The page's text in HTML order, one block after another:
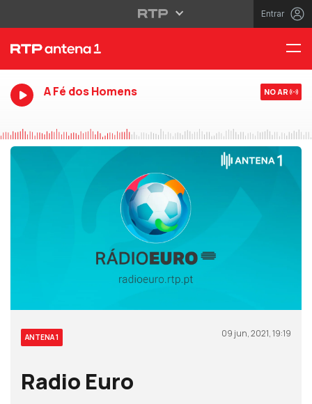
Entrar
A Fé dos Homens NO AR
ANTENA 1 09 jun, 2021, 19:19
Radio Euro